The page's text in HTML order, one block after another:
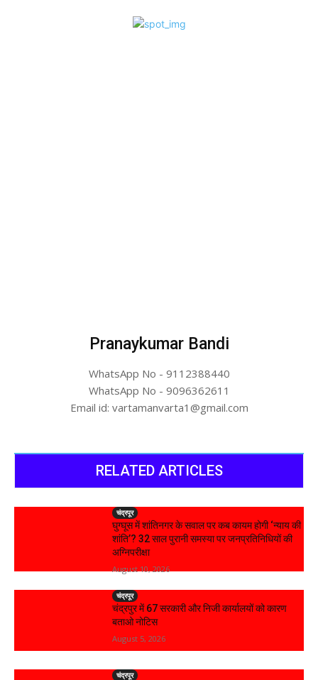
Pranaykumar Bandi
WhatsApp No - 9112388440
WhatsApp No - 9096362611
Email id: vartamanvarta1@gmail.com
RELATED ARTICLES
चंद्रपूर
घुग्घूस में शांतिनगर के सवाल पर कब कायम होगी ‘न्याय की
शांति’? 32 साल पुरानी समस्या पर जनप्रतिनिधियों की
अग्निपरीक्षा
August 10, 2026
चंद्रपूर
चंद्रपुर में 67 सरकारी और निजी कार्यालयों को कारण
बताओ नोटिस
August 5, 2026
चंद्रपूर